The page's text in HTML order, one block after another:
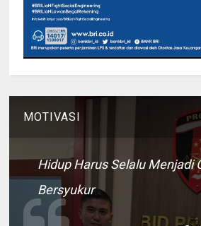
MOTIVASI
Hidup Harus Selalu Menjadi
Bersyukur